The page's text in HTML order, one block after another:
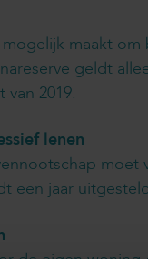
maakt
geldt
2019.
lenen
een jaar
de eigen